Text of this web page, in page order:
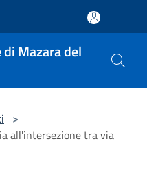
Mazara del
>
all'intersezione tra via